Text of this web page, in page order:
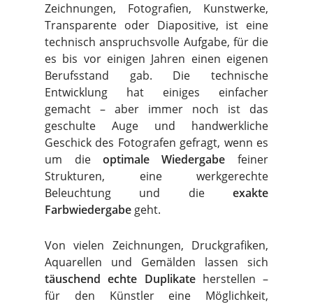
Zeichnungen, Fotografien, Kunstwerke,
Transparente oder Diapositive, ist eine
technisch anspruchsvolle Aufgabe, für die
es bis vor einigen Jahren einen eigenen
Berufsstand gab. Die technische
Entwicklung hat einiges einfacher
gemacht – aber immer noch ist das
geschulte Auge und handwerkliche
Geschick des Fotografen gefragt, wenn es
um die optimale Wiedergabe feiner
Strukturen, eine werkgerechte
Beleuchtung und die exakte
Farbwiedergabe geht.
Von vielen Zeichnungen, Druckgrafiken,
Aquarellen und Gemälden lassen sich
täuschend echte Duplikateherstellen –
für den Künstler eine Möglichkeit,